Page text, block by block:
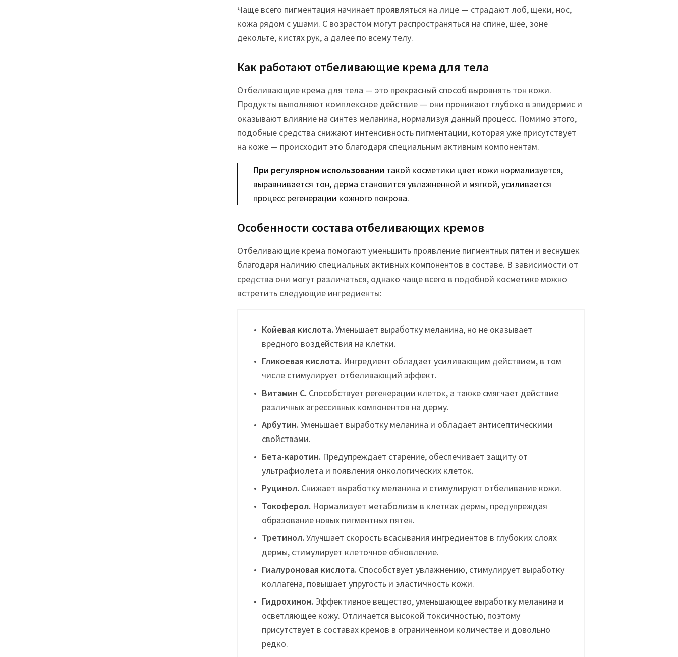
Чаще всего пигментация начинает проявляться на лице — страдают лоб, щеки, нос,
кожа рядом с ушами. С возрастом могут распространяться на спине, шее, зоне
декольте, кистях рук, а далее по всему телу.
Как работают отбеливающие крема для тела
Отбеливающие крема для тела — это прекрасный способ выровнять тон кожи.
Продукты выполняют комплексное действие — они проникают глубоко в эпидермис и
оказывают влияние на синтез меланина, нормализуя данный процесс. Помимо этого,
подобные средства снижают интенсивность пигментации, которая уже присутствует
на коже — происходит это благодаря специальным активным компонентам.
При регулярном использовании такой косметики цвет кожи нормализуется,
выравнивается тон, дерма становится увлажненной и мягкой, усиливается
процесс регенерации кожного покрова.
Особенности состава отбеливающих кремов
Отбеливающие крема помогают уменьшить проявление пигментных пятен и веснушек
благодаря наличию специальных активных компонентов в составе. В зависимости от
средства они могут различаться, однако чаще всего в подобной косметике можно
встретить следующие ингредиенты:
Койевая кислота. Уменьшает выработку меланина, но не оказывает
вредного воздействия на клетки.
Гликоевая кислота. Ингредиент обладает усиливающим действием, в том
числе стимулирует отбеливающий эффект.
Витамин С. Способствует регенерации клеток, а также смягчает действие
различных агрессивных компонентов на дерму.
Арбутин. Уменьшает выработку меланина и обладает антисептическими
свойствами.
Бета-каротин. Предупреждает старение, обеспечивает защиту от
ультрафиолета и появления онкологических клеток.
Руцинол. Снижает выработку меланина и стимулируют отбеливание кожи.
Токоферол. Нормализует метаболизм в клетках дермы, предупреждая
образование новых пигментных пятен.
Третинол. Улучшает скорость всасывания ингредиентов в глубоких слоях
дермы, стимулирует клеточное обновление.
Гиалуроновая кислота. Способствует увлажнению, стимулирует выработку
коллагена, повышает упругость и эластичность кожи.
Гидрохинон. Эффективное вещество, уменьшающее выработку меланина и
осветляющее кожу. Отличается высокой токсичностью, поэтому
присутствует в составах кремов в ограниченном количестве и довольно
редко.